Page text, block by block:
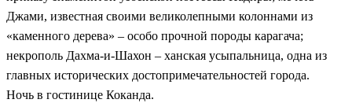
Джами, известная своими великолепными колоннами из
«каменного дерева» – особо прочной породы карагача;
некрополь Дахма-и-Шахон – ханская усыпальница, одна из
главных исторических достопримечательностей города.
Ночь в гостинице Коканда.